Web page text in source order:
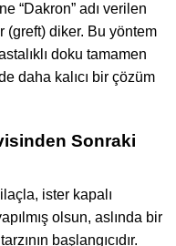
“Dakron” adı verilen
(greft) diker. Bu yöntem
doku tamamen
daha kalıcı bir çözüm
Sonraki
ister kapalı
olsun, aslında bir
başlangıcıdır.